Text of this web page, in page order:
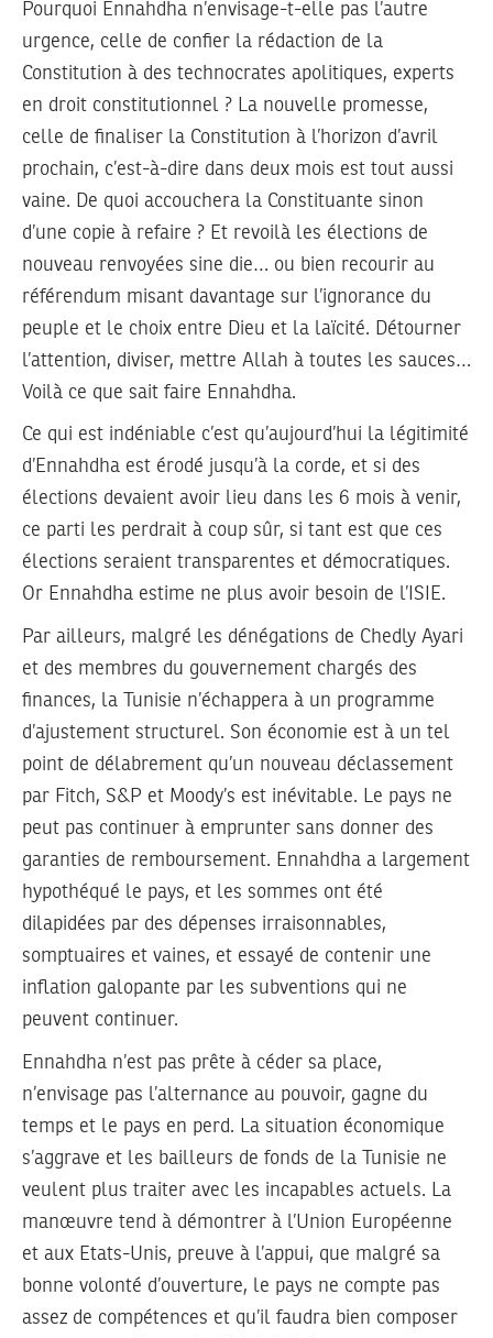
Pourquoi Ennahdha n’envisage-t-elle pas l’autre
urgence, celle de confier la rédaction de la
Constitution à des technocrates apolitiques, experts
en droit constitutionnel ? La nouvelle promesse,
celle de finaliser la Constitution à l’horizon d’avril
prochain, c’est-à-dire dans deux mois est tout aussi
vaine. De quoi accouchera la Constituante sinon
d’une copie à refaire ? Et revoilà les élections de
nouveau renvoyées sine die… ou bien recourir au
référendum misant davantage sur l’ignorance du
peuple et le choix entre Dieu et la laïcité. Détourner
l’attention, diviser, mettre Allah à toutes les sauces…
Voilà ce que sait faire Ennahdha.
Ce qui est indéniable c’est qu’aujourd’hui la légitimité
d’Ennahdha est érodé jusqu’à la corde, et si des
élections devaient avoir lieu dans les 6 mois à venir,
ce parti les perdrait à coup sûr, si tant est que ces
élections seraient transparentes et démocratiques.
Or Ennahdha estime ne plus avoir besoin de l’ISIE.
Par ailleurs, malgré les dénégations de Chedly Ayari
et des membres du gouvernement chargés des
finances, la Tunisie n’échappera à un programme
d’ajustement structurel. Son économie est à un tel
point de délabrement qu’un nouveau déclassement
par Fitch, S&P et Moody’s est inévitable. Le pays ne
peut pas continuer à emprunter sans donner des
garanties de remboursement. Ennahdha a largement
hypothéqué le pays, et les sommes ont été
dilapidées par des dépenses irraisonnables,
somptuaires et vaines, et essayé de contenir une
inflation galopante par les subventions qui ne
peuvent continuer.
Ennahdha n’est pas prête à céder sa place,
n’envisage pas l’alternance au pouvoir, gagne du
temps et le pays en perd. La situation économique
s’aggrave et les bailleurs de fonds de la Tunisie ne
veulent plus traiter avec les incapables actuels. La
manœuvre tend à démontrer à l’Union Européenne
et aux Etats-Unis, preuve à l’appui, que malgré sa
bonne volonté d’ouverture, le pays ne compte pas
assez de compétences et qu’il faudra bien composer